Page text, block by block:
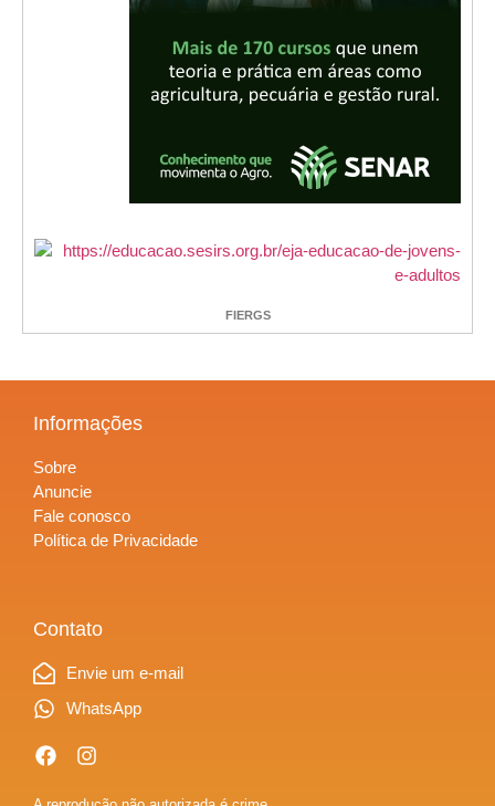
FIERGS
Informações
Sobre
Anuncie
Fale conosco
Política de Privacidade
Contato
Envie um e-mail
WhatsApp